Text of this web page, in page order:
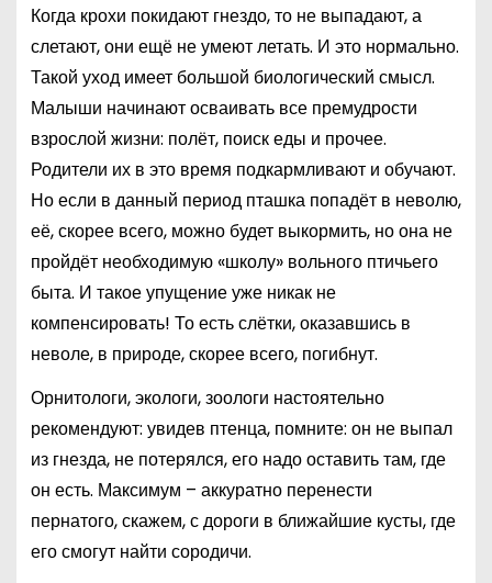
Когда крохи покидают гнездо, то не выпадают, а
слетают, они ещё не умеют летать. И это нормально.
Такой уход имеет большой биологический смысл.
Малыши начинают осваивать все премудрости
взрослой жизни: полёт, поиск еды и прочее.
Родители их в это время подкармливают и обучают.
Но если в данный период пташка попадёт в неволю,
её, скорее всего, можно будет выкормить, но она не
пройдёт необходимую «школу» вольного птичьего
быта. И такое упущение уже никак не
компенсировать! То есть слётки, оказавшись в
неволе, в природе, скорее всего, погибнут.
Орнитологи, экологи, зоологи настоятельно
рекомендуют: увидев птенца, помните: он не выпал
из гнезда, не потерялся, его надо оставить там, где
он есть. Максимум – аккуратно перенести
пернатого, скажем, с дороги в ближайшие кусты, где
его смогут найти сородичи.